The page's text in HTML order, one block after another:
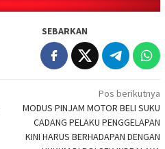
SEBARKAN
Pos berikutnya
MODUS PINJAM MOTOR BELI SUKU
CADANG PELAKU PENGGELAPAN
KINI HARUS BERHADAPAN DENGAN